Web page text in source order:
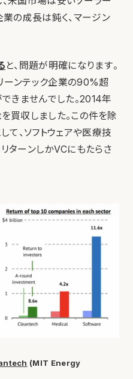
の成長は鈍く、マージン
と、問題が明確になります。
ーンテック企業の90%超
きませんでした。2014年
買収しました。この件を除
て、ソフトウェアや医療技
ターンしかVCにもたらさ
(MIT Energy